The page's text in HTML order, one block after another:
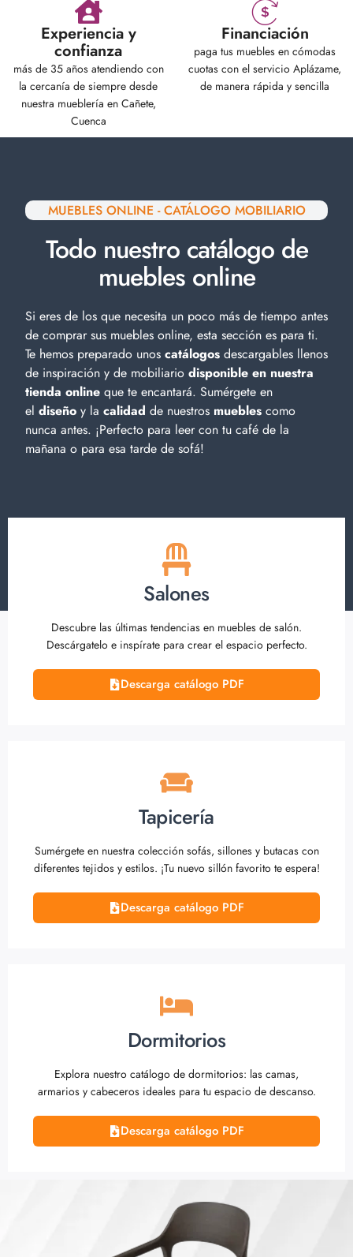
Experiencia y
confianza
más de 35 años atendiendo con
la cercanía de siempre desde
nuestra mueblería en Cañete,
Cuenca
Financiación
paga tus muebles en cómodas
cuotas con el servicio Aplázame,
de manera rápida y sencilla
MUEBLES ONLINE - CATÁLOGO MOBILIARIO
Todo nuestro catálogo de
muebles online
Si eres de los que necesita un poco más de tiempo antes
de comprar sus muebles online, esta sección es para ti.
Te hemos preparado unos catálogos descargables llenos
de inspiración y de mobiliario disponible en nuestra
tienda online que te encantará. Sumérgete en
el diseño y la calidad de nuestros muebles como
nunca antes. ¡Perfecto para leer con tu café de la
mañana o para esa tarde de sofá!
Salones
Descubre las últimas tendencias en muebles de salón.
Descárgatelo e inspírate para crear el espacio perfecto.
Descarga catálogo PDF
Tapicería
Sumérgete en nuestra colección sofás, sillones y butacas con
diferentes tejidos y estilos. ¡Tu nuevo sillón favorito te espera!
Descarga catálogo PDF
Dormitorios
Explora nuestro catálogo de dormitorios: las camas,
armarios y cabeceros ideales para tu espacio de descanso.
Descarga catálogo PDF